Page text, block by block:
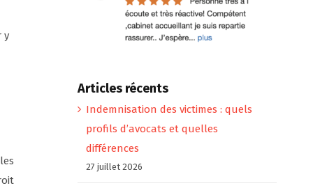
y
Articles récents
Indemnisation des victimes : quels
profils d’avocats et quelles
différences
27 juillet 2026